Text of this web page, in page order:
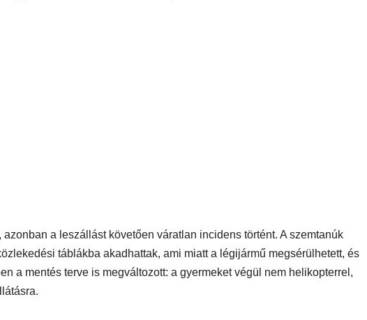
a leszállást követően váratlan incidens történt. A szemtanúk
táblákba akadhattak, ami miatt a légijármű megsérülhetett, és
a mentés terve is megváltozott: a gyermeket végül nem helikopterrel,